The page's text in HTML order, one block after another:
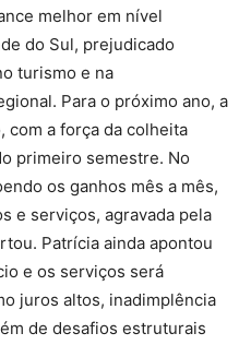
melhor em nível
do Sul, prejudicado
turismo e na
Para o próximo ano, a
com a força da colheita
primeiro semestre. No
os ganhos mês a mês,
e serviços, agravada pela
Patrícia ainda apontou
e os serviços será
juros altos, inadimplência
de desafios estruturais